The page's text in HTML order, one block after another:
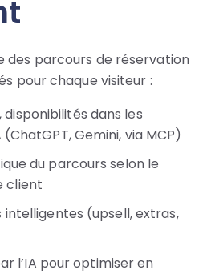
des parcours de réservation
pour chaque visiteur :
dans les
Gemini, via MCP)
du parcours selon le
client
(upsell, extras,
l’IA pour optimiser en